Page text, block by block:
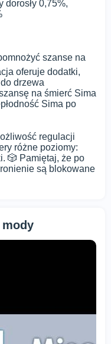
dorosły 0,75%,
szanse na
oferuje dodatki,
drzewa
na śmierć Sima
Sima po
regulacji
różne poziomy:
🎲 Pamiętaj, że po
są blokowane